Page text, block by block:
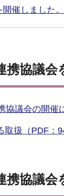
催しました。
協議会
議会の開催
扱（PDF：
協議会